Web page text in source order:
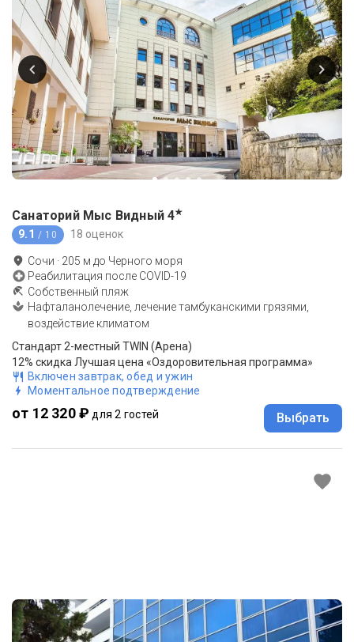
Санаторий Мыс Видный4★
9.1 / 10 18 оценок
Сочи · 205 м до Черного моря
Реабилитация после COVID-19
Собственный пляж
Нафталанолечение, лечение тамбуканскими грязями,
воздействие климатом
Стандарт 2-местный TWIN (Арена)
12% скидка Лучшая цена «Оздоровительная программа»
Включен завтрак, обед и ужин
Моментальное подтверждение
от 12 320 ₽ для 2 гостей Выбрать